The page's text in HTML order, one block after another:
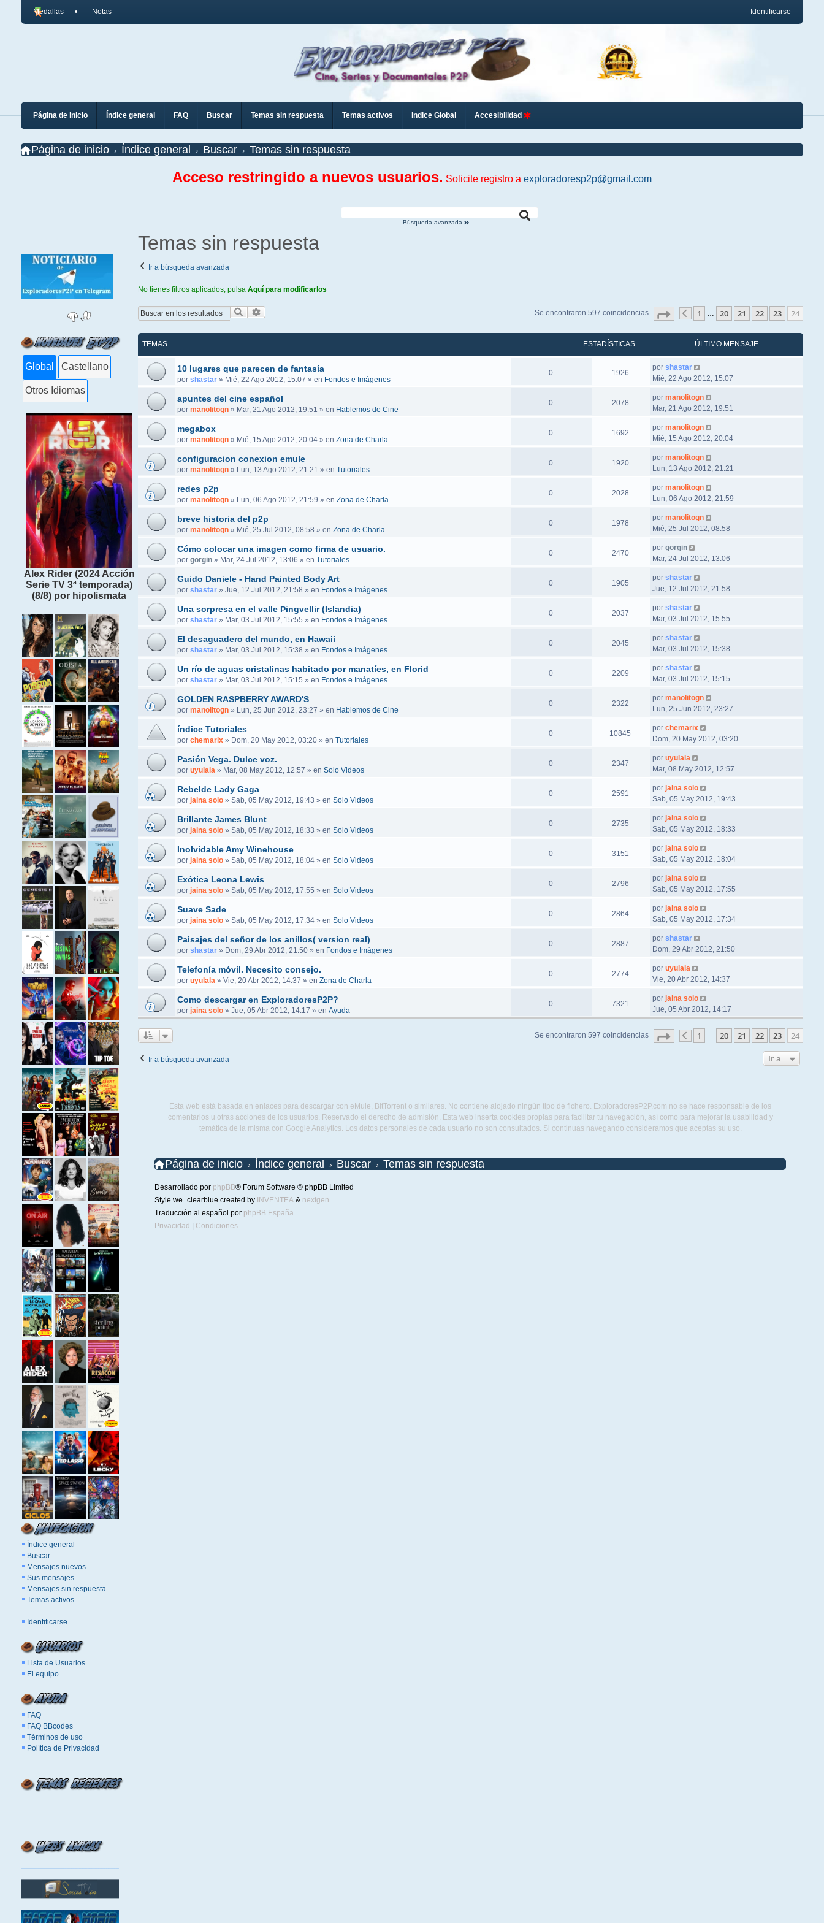
Identificarse
Medallas Notas
Página de inicio Índice general FAQ Buscar Temas sin respuesta Temas activos Indice Global Accesibilidad
Página de inicio Índice general Buscar Temas sin respuesta
Acceso restringido a nuevos usuarios. Solicite registro a exploradoresp2p@gmail.com
Búsqueda avanzada
Global Castellano
Otros Idiomas
Alex Rider (2024 Acción
Serie TV 3ª temporada)
(8/8) por hipolismata
Índice general
Buscar
Mensajes nuevos
Sus mensajes
Mensajes sin respuesta
Temas activos
Identificarse
Lista de Usuarios
El equipo
FAQ
FAQ BBcodes
Términos de uso
Política de Privacidad
Temas sin respuesta
Ir a búsqueda avanzada
No tienes filtros aplicados, pulsa Aquí para modificarlos
Buscar Se encontraron 597 coincidencias Página24de24
Anterior
1 … 20 21 22 23 24
TEMAS ESTADÍSTICAS ÚLTIMO MENSAJE
10 lugares que parecen de fantasía
por shastar» Mié, 22 Ago 2012, 15:07 » en Fondos e Imágenes
0 1926
por shastar
Mié, 22 Ago 2012, 15:07
apuntes del cine español
por manolitogn» Mar, 21 Ago 2012, 19:51 » en Hablemos de Cine
0 2078
por manolitogn
Mar, 21 Ago 2012, 19:51
megabox
por manolitogn» Mié, 15 Ago 2012, 20:04» en Zona de Charla
0 1692
por manolitogn
Mié, 15 Ago 2012, 20:04
configuracion conexion emule
por manolitogn» Lun, 13 Ago 2012, 21:21 » en Tutoriales
0 1920
por manolitogn
Lun, 13 Ago 2012, 21:21
redes p2p
por manolitogn» Lun, 06 Ago 2012, 21:59 » en Zona de Charla
0 2028
por manolitogn
Lun, 06 Ago 2012, 21:59
breve historia del p2p
por manolitogn» Mié, 25 Jul 2012, 08:58 » en Zona de Charla
0 1978
por manolitogn
Mié, 25 Jul 2012, 08:58
Cómo colocar una imagen como firma de usuario.
por gorgin» Mar, 24 Jul 2012, 13:06 » en Tutoriales
0 2470
por gorgin
Mar, 24 Jul 2012, 13:06
Guido Daniele - Hand Painted Body Art
por shastar» Jue, 12 Jul 2012, 21:58 » en Fondos e Imágenes
0 1905
por shastar
Jue, 12 Jul 2012, 21:58
Una sorpresa en el valle Þingvellir (Islandia)
por shastar» Mar, 03 Jul 2012, 15:55 » en Fondos e Imágenes
0 2037
por shastar
Mar, 03 Jul 2012, 15:55
El desaguadero del mundo, en Hawaii
por shastar» Mar, 03 Jul 2012, 15:38 » en Fondos e Imágenes
0 2045
por shastar
Mar, 03 Jul 2012, 15:38
Un río de aguas cristalinas habitado por manatíes, en Florid
por shastar» Mar, 03 Jul 2012, 15:15 » en Fondos e Imágenes
0 2209
por shastar
Mar, 03 Jul 2012, 15:15
GOLDEN RASPBERRY AWARD'S
por manolitogn» Lun, 25 Jun 2012, 23:27 » en Hablemos de Cine
0 2322
por manolitogn
Lun, 25 Jun 2012, 23:27
índice Tutoriales
por chemarix» Dom, 20 May 2012, 03:20» en Tutoriales
0 10845
por chemarix
Dom, 20 May 2012, 03:20
Pasión Vega. Dulce voz.
por uyulala» Mar, 08 May 2012, 12:57 » en Solo Videos
0 2347
por uyulala
Mar, 08 May 2012, 12:57
Rebelde Lady Gaga
por jaina solo» Sab, 05 May 2012, 19:43 » en Solo Videos
0 2591
por jaina solo
Sab, 05 May 2012, 19:43
Brillante James Blunt
por jaina solo» Sab, 05 May 2012, 18:33 » en Solo Videos
0 2735
por jaina solo
Sab, 05 May 2012, 18:33
Inolvidable Amy Winehouse
por jaina solo» Sab, 05 May 2012, 18:04» en Solo Videos
0 3151
por jaina solo
Sab, 05 May 2012, 18:04
Exótica Leona Lewis
por jaina solo» Sab, 05 May 2012, 17:55 » en Solo Videos
0 2796
por jaina solo
Sab, 05 May 2012, 17:55
Suave Sade
por jaina solo» Sab, 05 May 2012, 17:34» en Solo Videos
0 2864
por jaina solo
Sab, 05 May 2012, 17:34
Paisajes del señor de los anillos( version real)
por shastar» Dom, 29 Abr 2012, 21:50» en Fondos e Imágenes
0 2887
por shastar
Dom, 29 Abr 2012, 21:50
Telefonía móvil. Necesito consejo.
por uyulala» Vie, 20 Abr 2012, 14:37 » en Zona de Charla
0 2774
por uyulala
Vie, 20 Abr 2012, 14:37
Como descargar en ExploradoresP2P?
por jaina solo» Jue, 05 Abr 2012, 14:17 » en Ayuda
0 7321
por jaina solo
Jue, 05 Abr 2012, 14:17
Se encontraron 597 coincidencias Página24de24
Anterior
1 … 20 21 22 23 24
Ir a búsqueda avanzada Ir a
Esta web está basada en enlaces para descargar con eMule, BitTorrent o similares. No contiene alojado ningún tipo de fichero. ExploradoresP2P.com no se hace responsable de los
comentarios u otras acciones de los usuarios. Reservado el derecho de admisión. Esta web inserta cookies propias para facilitar tu navegación, así como para mejorar la usabilidad y
temática de la misma con Google Analytics. Los datos personales de cada usuario no son consultados. Si continuas navegando consideramos que aceptas su uso.
Página de inicio Índice general Buscar Temas sin respuesta
Desarrollado por phpBB® Forum Software © phpBB Limited
Style we_clearblue created by INVENTEA& nextgen
Traducción al español por phpBB España
Privacidad
Condiciones